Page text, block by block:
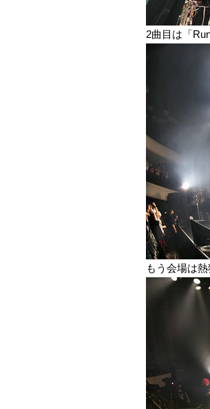
2曲目は「
もう会場は